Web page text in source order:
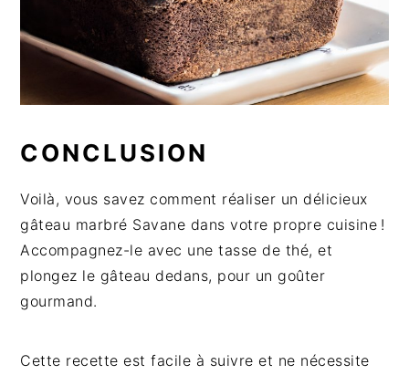
CONCLUSION
Voilà, vous savez comment réaliser un délicieux
gâteau marbré Savane dans votre propre cuisine !
Accompagnez-le avec une tasse de thé, et
plongez le gâteau dedans, pour un goûter
gourmand.
Cette recette est facile à suivre et ne nécessite